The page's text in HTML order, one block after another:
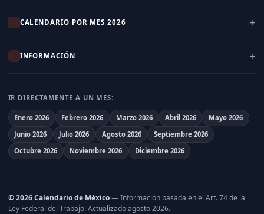
CALENDARIO POR MES 2026
INFORMACIÓN
IR DIRECTAMENTE A UN MES:
Enero 2026 Febrero 2026 Marzo 2026 Abril 2026
Mayo 2026
Junio 2026
Julio 2026 Agosto 2026
Septiembre 2026
Octubre 2026
Noviembre 2026 Diciembre 2026
© 2026 Calendario de México— Información basada en el Art. 74 de la
Ley Federal del Trabajo. Actualizado agosto 2026.